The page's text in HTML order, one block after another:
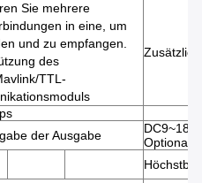
Sie mehrere
in eine, um
und zu empfangen.
des
TTL-
Zusätzlich
der Ausgabe
DC9~18V
Optional